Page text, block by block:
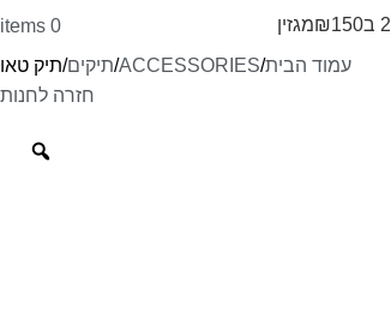
2 ב₪150 מגזין 0
items
עמוד הבית ACCESSORIES תיקים תיק טאו
חזרה לחנות